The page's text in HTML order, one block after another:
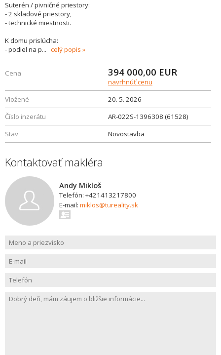
Suterén / pivničné priestory:
- 2 skladové priestory,
- technické miestnosti.
K domu prislúcha:
- podiel na p... celý popis
Cena 394 000,00 EUR
navrhnúť cenu
Vložené
20. 5. 2026
Číslo inzerátu
AR-022S-1396308 (61528)
Stav
Novostavba
Kontaktovať makléra
Andy Mikloš
Telefón: +421413217800
E-mail: miklos@tureality.sk